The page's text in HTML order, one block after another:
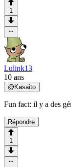
1
Lulink13
10 ans
@ Kasaito
Fun fact: il y a des
Répondre
1